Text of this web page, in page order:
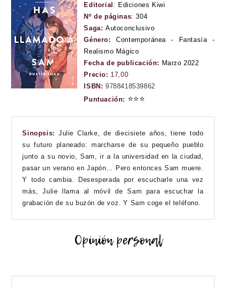
Editorial : Ediciones Kiwi
Nº de páginas: 304
Saga:Autoconclusivo
Género:Contemporánea - Fantasía -
Realismo Mágico
Fecha de publicación: Marzo 2022
Precio: 17,00
ISBN: 9788418539862
Puntuación: ⭐⭐⭐
Sinopsis: Julie Clarke, de diecisiete años, tiene todo
su futuro planeado: marcharse de su pequeño pueblo
junto a su novio, Sam, ir a la universidad en la ciudad,
pasar un verano en Japón… Pero entonces Sam muere.
Y todo cambia.
Desesperada por escucharle una vez
más, Julie llama al móvil de Sam para escuchar la
grabación de su buzón de voz. Y Sam coge el teléfono.